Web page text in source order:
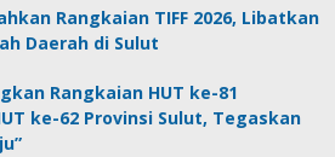
Rangkaian TIFF 2026, Libatkan
Daerah di Sulut
Rangkaian HUT ke-81
ke-62 Provinsi Sulut, Tegaskan